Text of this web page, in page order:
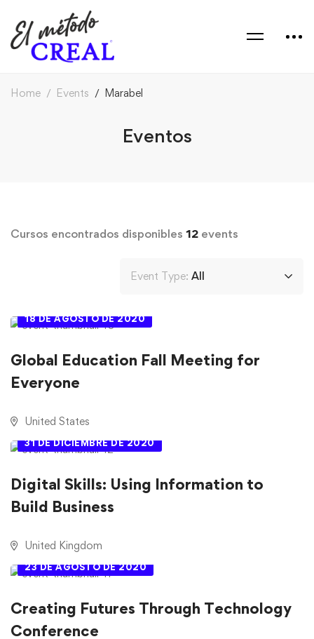
Home Events Marabel
Eventos
Cursos encontrados disponibles 12 events
Event Type: All
18 DE AGOSTO DE 2020
Global Education Fall Meeting for
Everyone
United States
31 DE DICIEMBRE DE 2020
Digital Skills: Using Information to
Build Business
United Kingdom
23 DE AGOSTO DE 2020
Creating Futures Through Technology
Conference